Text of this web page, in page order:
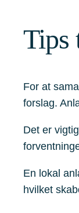
Tips
For at
forslag.
Det er
En lokal
hvilket